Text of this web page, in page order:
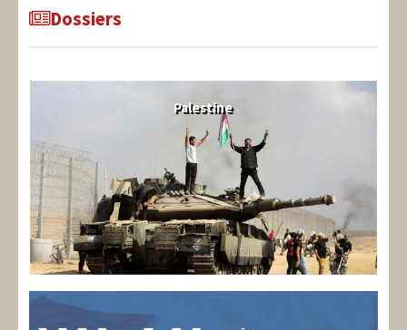
Dossiers
Palestine